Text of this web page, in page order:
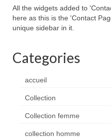
All the widgets added to
here as this is the 'Contact
unique sidebar in it.
Categories
accueil
Collection
Collection femme
collection homme